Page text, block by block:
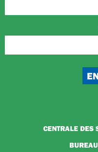
CENTRALE DES